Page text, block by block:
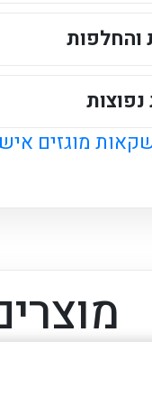
והחלפות
מוגזים